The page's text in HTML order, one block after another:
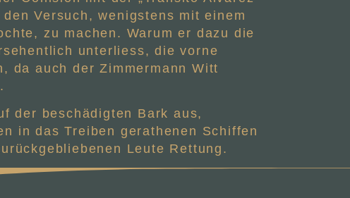
Versuch, wenigstens mit einem
zu machen. Warum er dazu die
unterliess, die vorne
da auch der Zimmermann Witt
der beschädigten Bark aus,
in das Treiben gerathenen Schiffen
Leute Rettung.